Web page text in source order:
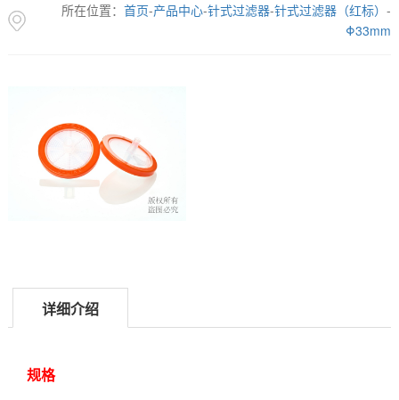
所在位置：首页-产品中心-针式过滤器-针式过滤器（红标）-
Φ33mm
详细介绍
规格